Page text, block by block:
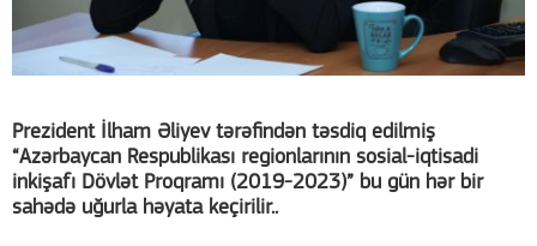
Prezident İlham Əliyev tərəfindən təsdiq edilmiş
“Azərbaycan Respublikası regionlarının sosial-iqtisadi
inkişafı Dövlət Proqramı (2019-2023)” bu gün hər bir
sahədə uğurla həyata keçirilir..